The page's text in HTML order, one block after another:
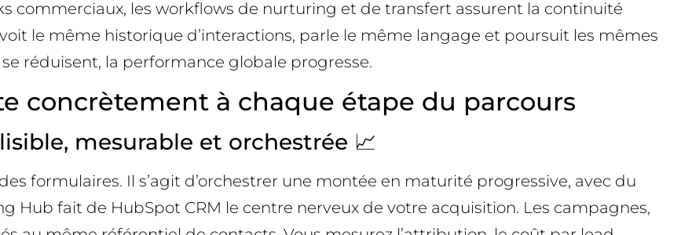
commerciaux, les workflows de nurturing et de transfert assurent la continuité
le même historique d’interactions, parle le même langage et poursuit les mêmes
réduisent, la performance globale progresse.
concrètement à chaque étape du parcours
mesurable et orchestrée 📈
formulaires. Il s’agit d’orchestrer une montée en maturité progressive, avec du
Hub fait de HubSpot CRM le centre nerveux de votre acquisition. Les campagnes,